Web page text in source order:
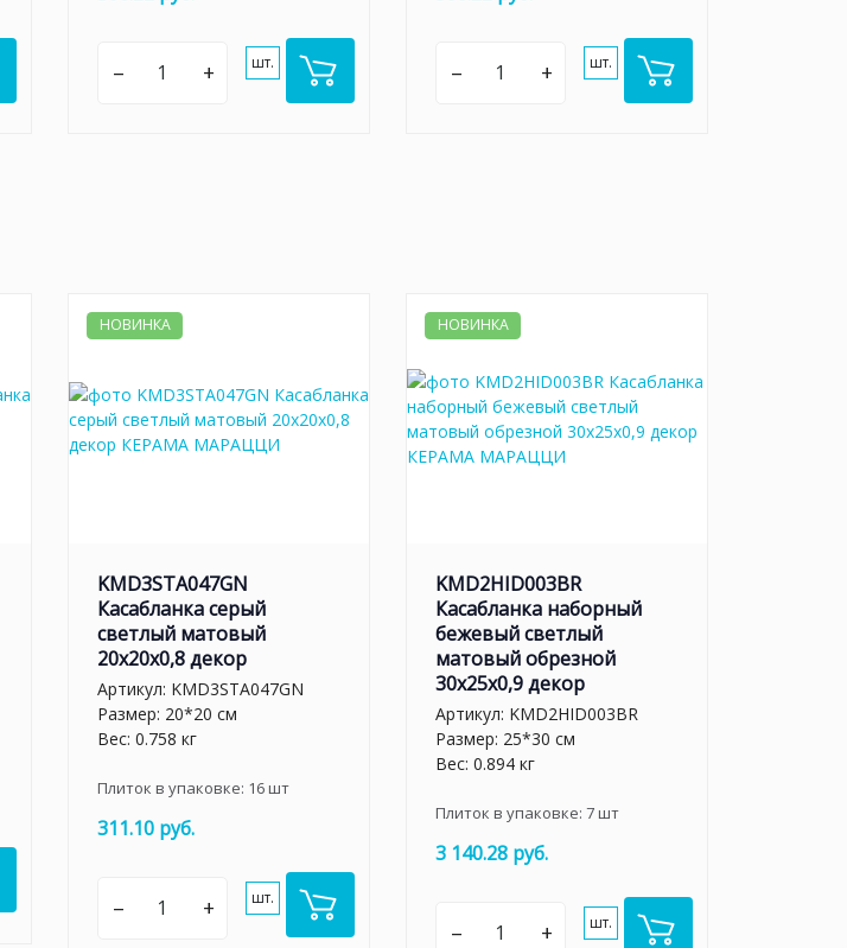
– + шт. – + шт.
НОВИНКА
KMD3STA047GN
Касабланка серый
светлый матовый
20x20x0,8 декор
Артикул: KMD3STA047GN
Размер: 20*20 см
Вес: 0.758 кг
Плиток в упаковке: 16шт
311.10 руб.
– + шт.
НОВИНКА
KMD2HID003BR
Касабланка наборный
бежевый светлый
матовый обрезной
30x25x0,9 декор
Артикул: KMD2HID003BR
Размер: 25*30 см
Вес: 0.894 кг
Плиток в упаковке: 7шт
3 140.28 руб.
– + шт.